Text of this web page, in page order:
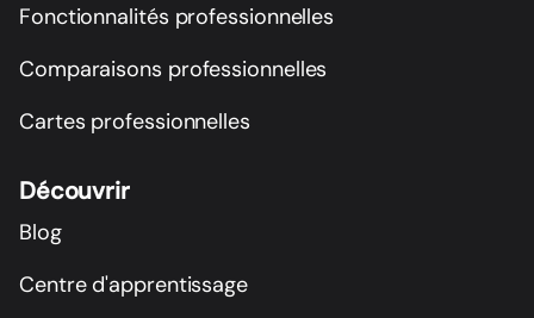
Fonctionnalités professionnelles
Comparaisons professionnelles
Cartes professionnelles
Découvrir
Blog
Centre d'apprentissage